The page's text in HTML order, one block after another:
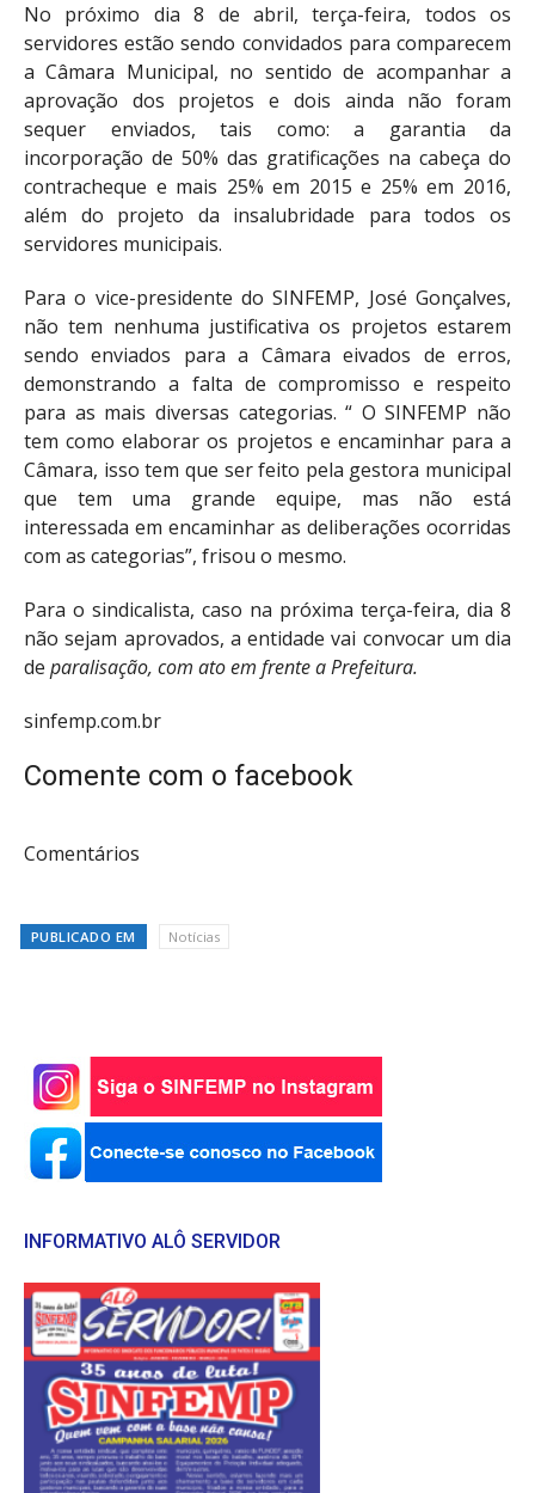
No próximo dia 8 de abril, terça-feira, todos os
servidores estão sendo convidados para comparecem
a Câmara Municipal, no sentido de acompanhar a
aprovação dos projetos e dois ainda não foram
sequer enviados, tais como: a garantia da
incorporação de 50% das gratificações na cabeça do
contracheque e mais 25% em 2015 e 25% em 2016,
além do projeto da insalubridade para todos os
servidores municipais.
Para o vice-presidente do SINFEMP, José Gonçalves,
não tem nenhuma justificativa os projetos estarem
sendo enviados para a Câmara eivados de erros,
demonstrando a falta de compromisso e respeito
para as mais diversas categorias. “ O SINFEMP não
tem como elaborar os projetos e encaminhar para a
Câmara, isso tem que ser feito pela gestora municipal
que tem uma grande equipe, mas não está
interessada em encaminhar as deliberações ocorridas
com as categorias”, frisou o mesmo.
Para o sindicalista, caso na próxima terça-feira, dia 8
não sejam aprovados, a entidade vai convocar um dia
de paralisação, com ato em frente a Prefeitura.
sinfemp.com.br
Comente com o facebook
Comentários
PUBLICADO EM Notícias
INFORMATIVO ALÔ SERVIDOR